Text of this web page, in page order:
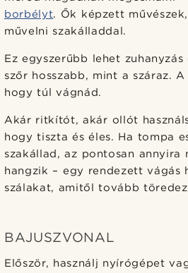
borbélyt. Ők képzett
művelni szakálladdal.
Ez egyszerűbb lehet
szőr hosszabb, mint a száraz.
hogy túl vágnád.
Akár ritkítót, akár ollót
hogy tiszta és éles. Ha tompa
szakállad, az pontosan annyira
hangzik – egy rendezett vágás
szálakat, amitől tovább
BAJUSZVONAL
Először, használj nyírógépet